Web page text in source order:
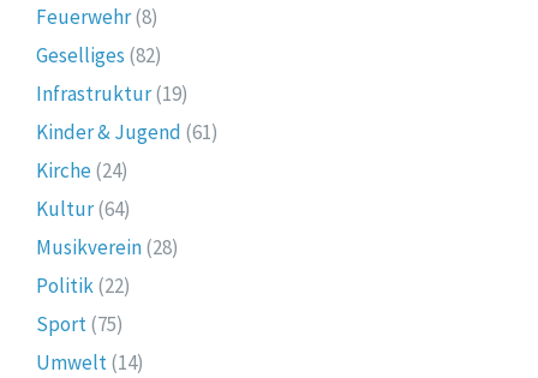
Feuerwehr(8)
Geselliges (82)
Infrastruktur(19)
Kinder & Jugend (61)
Kirche(24)
Kultur(64)
Musikverein(28)
Politik(22)
Sport(75)
Umwelt(14)